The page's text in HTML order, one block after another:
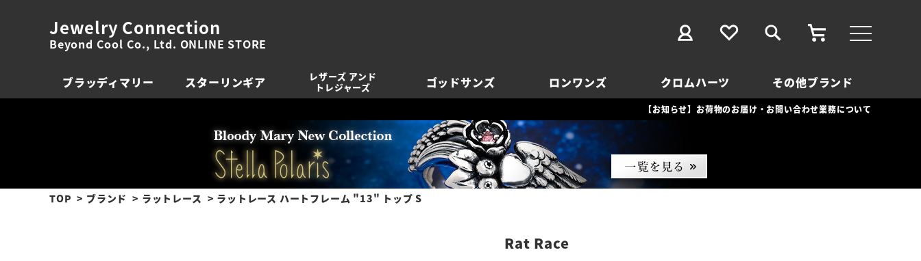
Jewelry Connection
Beyond Cool Co., Ltd. ONLINE STORE
ブラッディマリー スターリンギア
レザーズ アンド
トレジャーズ
ゴッドサンズ ロンワンズ クロムハーツ その他ブランド
【お知らせ】お荷物のお届け・お問い合わせ業務について
TOP ブランド ラットレース ラットレース ハートフレーム "13" トップ S
Rat Race